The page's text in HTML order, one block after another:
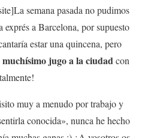
semana pasada no pudimos
exprés a Barcelona, por supuesto
estar una quincena, pero
muchísimo jugo a la ciudadcon
muy a menudo por trabajo y
conocida», nunca he hecho